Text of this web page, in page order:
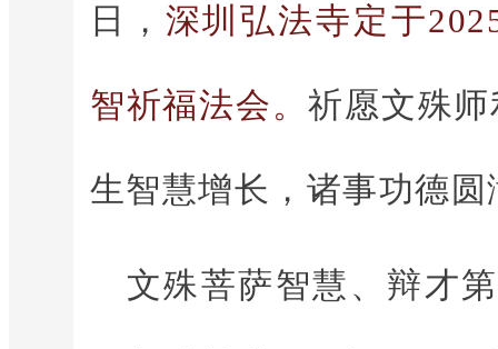
日， 深圳弘法寺定于
智祈福法会。祈愿文殊
生智慧增长，诸事功德圆
文殊菩萨智慧、辩才